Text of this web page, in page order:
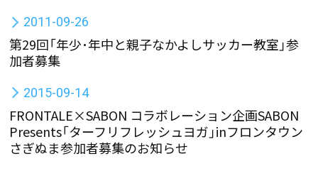
2011-09-26
第29回「年少･年中と親子なかよしサッカー教室」参
加者募集
2015-09-14
FRONTALE×SABON コラボレーション企画SABON
Presents「ターフリフレッシュヨガ」inフロンタウン
さぎぬま参加者募集のお知らせ